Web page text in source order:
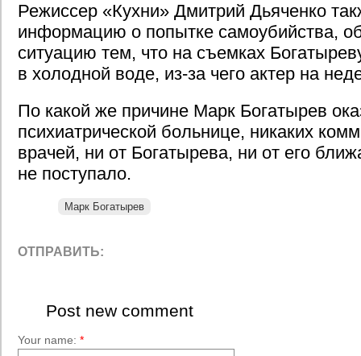
Режиссер «Кухни» Дмитрий Дьяченко
информацию о попытке самоубийства,
ситуацию тем, что на съемках
в холодной воде, из-за чего актер на
По какой же причине Марк Богатырев
психиатрической больнице, никаких
врачей, ни от Богатырева, ни от его
не поступало.
Марк Богатырев
ОТПРАВИТЬ:
Post new comment
Your name: *